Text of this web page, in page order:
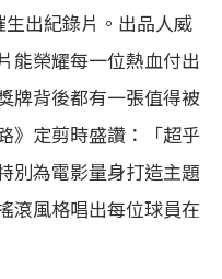
出紀錄片。出品人威
能榮耀每一位熱血付出
牌背後都有一張值得被
》定剪時盛讚：「超乎
別為電影量身打造主題
滾風格唱出每位球員在